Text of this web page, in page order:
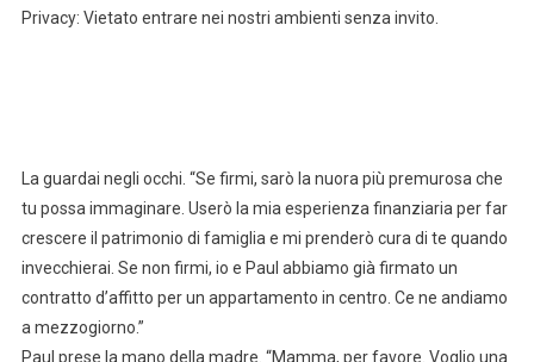
Privacy: Vietato entrare nei nostri ambienti senza invito.
La guardai negli occhi. “Se firmi, sarò la nuora più premurosa che
tu possa immaginare. Userò la mia esperienza finanziaria per far
crescere il patrimonio di famiglia e mi prenderò cura di te quando
invecchierai. Se non firmi, io e Paul abbiamo già firmato un
contratto d’affitto per un appartamento in centro. Ce ne andiamo
a mezzogiorno.”
Paul prese la mano della madre. “Mamma, per favore. Voglio una